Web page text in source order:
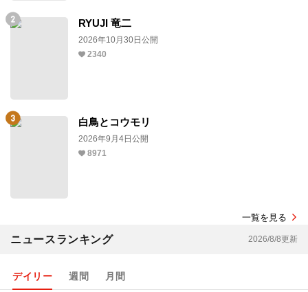
RYUJI 竜二
2026年10月30日公開
2340
白鳥とコウモリ
2026年9月4日公開
8971
一覧を見る
ニュースランキング 2026/8/8更新
デイリー 週間 月間